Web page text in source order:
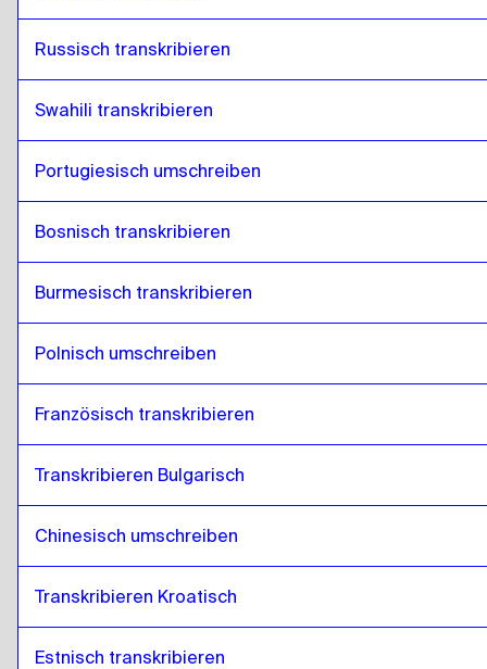
Russisch transkribieren
Swahili transkribieren
Portugiesisch umschreiben
Bosnisch transkribieren
Burmesisch transkribieren
Polnisch umschreiben
Französisch transkribieren
Transkribieren Bulgarisch
Chinesisch umschreiben
Transkribieren Kroatisch
Estnisch transkribieren